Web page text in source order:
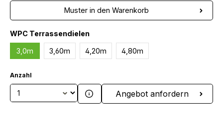
Muster in den Warenkorb
WPC Terrassendielenauswählen
3,0m 3,60m 4,20m 4,80m
Anzahl
Produkt Anzahl: Gib denAngebot anfordern